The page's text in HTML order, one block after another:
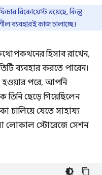
রিকোয়েস্ট রয়েছে, কিন্তু
ব্যবহারই কাজ চালাচ্ছে।
হিসাব রাখেন,
ব্যবহার করতে পারেন।
হওয়ার পরে, আপনি
ছেড়ে গিয়েছিলেন
চালিয়ে যেতে সাহায্য
লোকাল স্টোরেজে সেশন